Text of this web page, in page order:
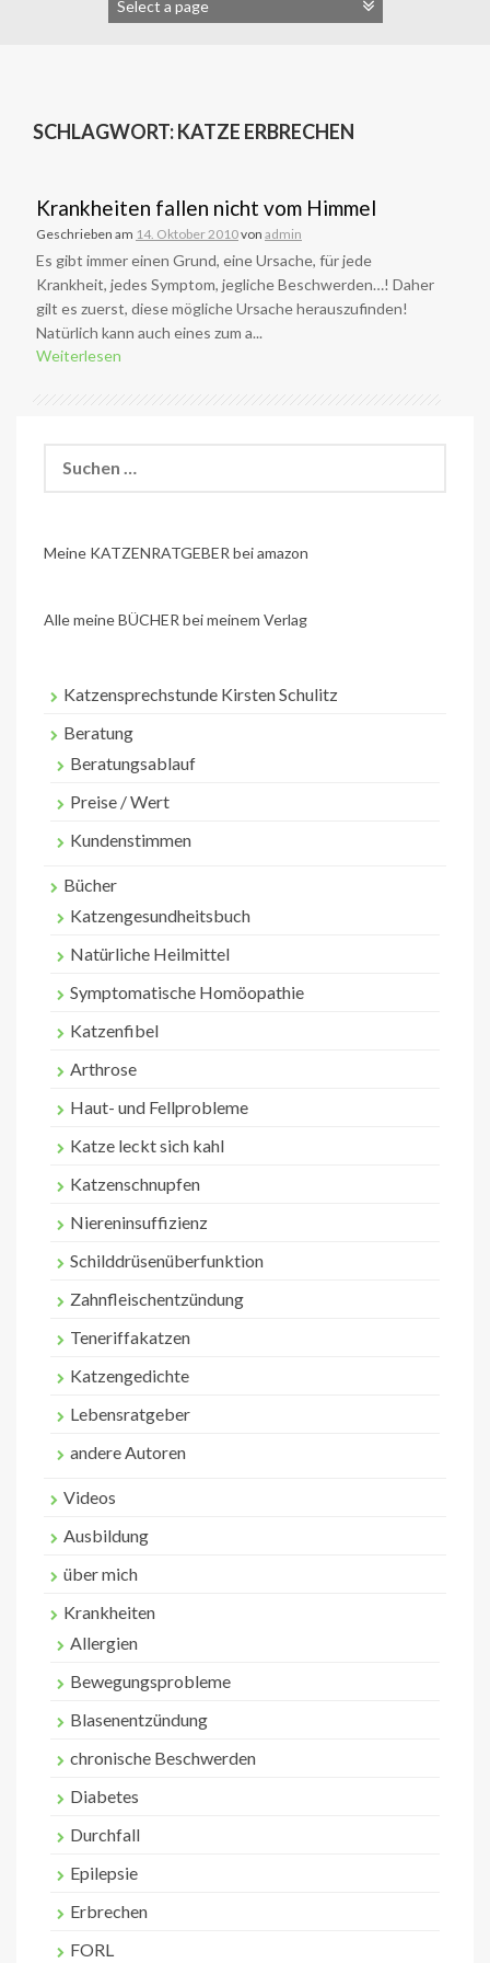
SCHLAGWORT:KATZE ERBRECHEN
Krankheiten fallen nicht vom Himmel
Geschrieben am 14. Oktober 2010von admin
Es gibt immer einen Grund, eine Ursache, für jede
Krankheit, jedes Symptom, jegliche Beschwerden…! Daher
gilt es zuerst, diese mögliche Ursache herauszufinden!
Natürlich kann auch eines zum a...
Weiterlesen
nach:
Meine KATZENRATGEBER bei amazon
Alle meine BÜCHER bei meinem Verlag
Katzensprechstunde Kirsten Schulitz
Beratung
Beratungsablauf
Preise / Wert
Kundenstimmen
Bücher
Katzengesundheitsbuch
Natürliche Heilmittel
Symptomatische Homöopathie
Katzenfibel
Arthrose
Haut- und Fellprobleme
Katze leckt sich kahl
Katzenschnupfen
Niereninsuffizienz
Schilddrüsenüberfunktion
Zahnfleischentzündung
Teneriffakatzen
Katzengedichte
Lebensratgeber
andere Autoren
Videos
Ausbildung
über mich
Krankheiten
Allergien
Bewegungsprobleme
Blasenentzündung
chronische Beschwerden
Diabetes
Durchfall
Epilepsie
Erbrechen
FORL